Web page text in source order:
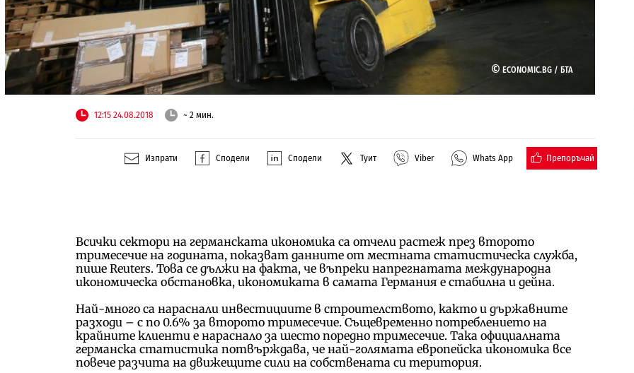
© ECONOMIC.BG / БТА
12:15 24.08.2018 ~ 2 мин.
Изпрати Сподели Сподели Туит Viber Whats App Препоръчай
Всички сектори на германската икономика са отчели растеж през второто
тримесечие на годината, показват данните от местната статистическа служба,
пише Reuters. Това се дължи на факта, че въпреки напрегнатата международна
икономическа обстановка, икономиката в самата Германия е стабилна и дейна.
Най-много са нараснали инвестициите в строителството, както и държавните
разходи – с по 0.6% за второто тримесечие. Същевременно потреблението на
крайните клиенти е нараснало за шесто поредно тримесечие. Така официалната
германска статистика потвърждава, че най-голямата европейска икономика все
повече разчита на движещите сили на собствената си територия.